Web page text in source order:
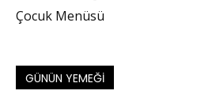
Çocuk Menüsü
GÜNÜN YEMEĞI